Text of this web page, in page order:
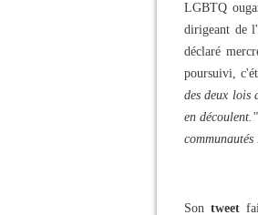
LGBTQ
dirigeant de
déclaré
poursuivi,
des deux lois
en découlent."
Sontweet